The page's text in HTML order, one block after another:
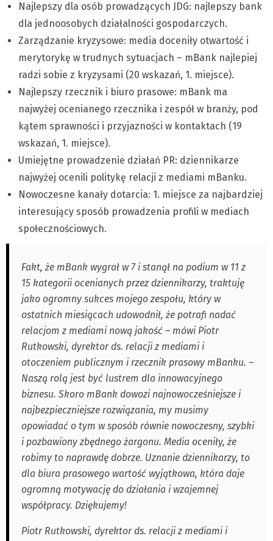
Najlepszy dla osób prowadzących JDG: najlepszy bank
dla jednoosobych działalności gospodarczych.
Zarządzanie kryzysowe: media doceniły otwartość i
merytorykę w trudnych sytuacjach – mBank najlepiej
radzi sobie z kryzysami (20 wskazań, 1. miejsce).
Najlepszy rzecznik i biuro prasowe: mBank ma
najwyżej ocenianego rzecznika i zespół w branży, pod
kątem sprawności i przyjazności w kontaktach (19
wskazań, 1. miejsce).
Umiejętne prowadzenie działań PR: dziennikarze
najwyżej ocenili politykę relacji z mediami mBanku.
Nowoczesne kanały dotarcia: 1. miejsce za najbardziej
interesujący sposób prowadzenia profili w mediach
społecznościowych.
Fakt, że mBank wygrał w 7 i stanął na podium w 11 z
15 kategorii ocenianych przez dziennikarzy, traktuję
jako ogromny sukces mojego zespołu, który w
ostatnich miesiącach udowodnił, że potrafi nadać
relacjom z mediami nową jakość – mówi Piotr
Rutkowski, dyrektor ds. relacji z mediami i
otoczeniem publicznym i rzecznik prasowy mBanku. –
Naszą rolą jest być lustrem dla innowacyjnego
biznesu. Skoro mBank dowozi najnowocześniejsze i
najbezpieczniejsze rozwiązania, my musimy
opowiadać o tym w sposób równie nowoczesny, szybki
i pozbawiony zbędnego żargonu. Media oceniły, że
robimy to naprawdę dobrze. Uznanie dziennikarzy, to
dla biura prasowego wartość wyjątkowa, która daje
ogromną motywację do działania i wzajemnej
współpracy. Dziękujemy!
Piotr Rutkowski, dyrektor ds. relacji z mediami i